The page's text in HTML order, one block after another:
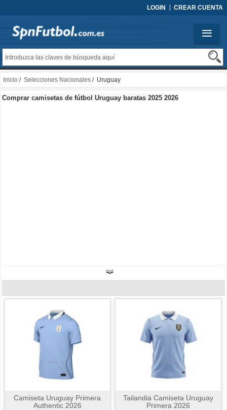
LOGIN CREAR CUENTA
Inicio / Selecciones Nacionales / Uruguay
Comprar camisetas de fútbol Uruguay baratas 2025 2026
Camiseta Uruguay Primera
Authentic 2026
Tailandia Camiseta Uruguay
Primera 2026